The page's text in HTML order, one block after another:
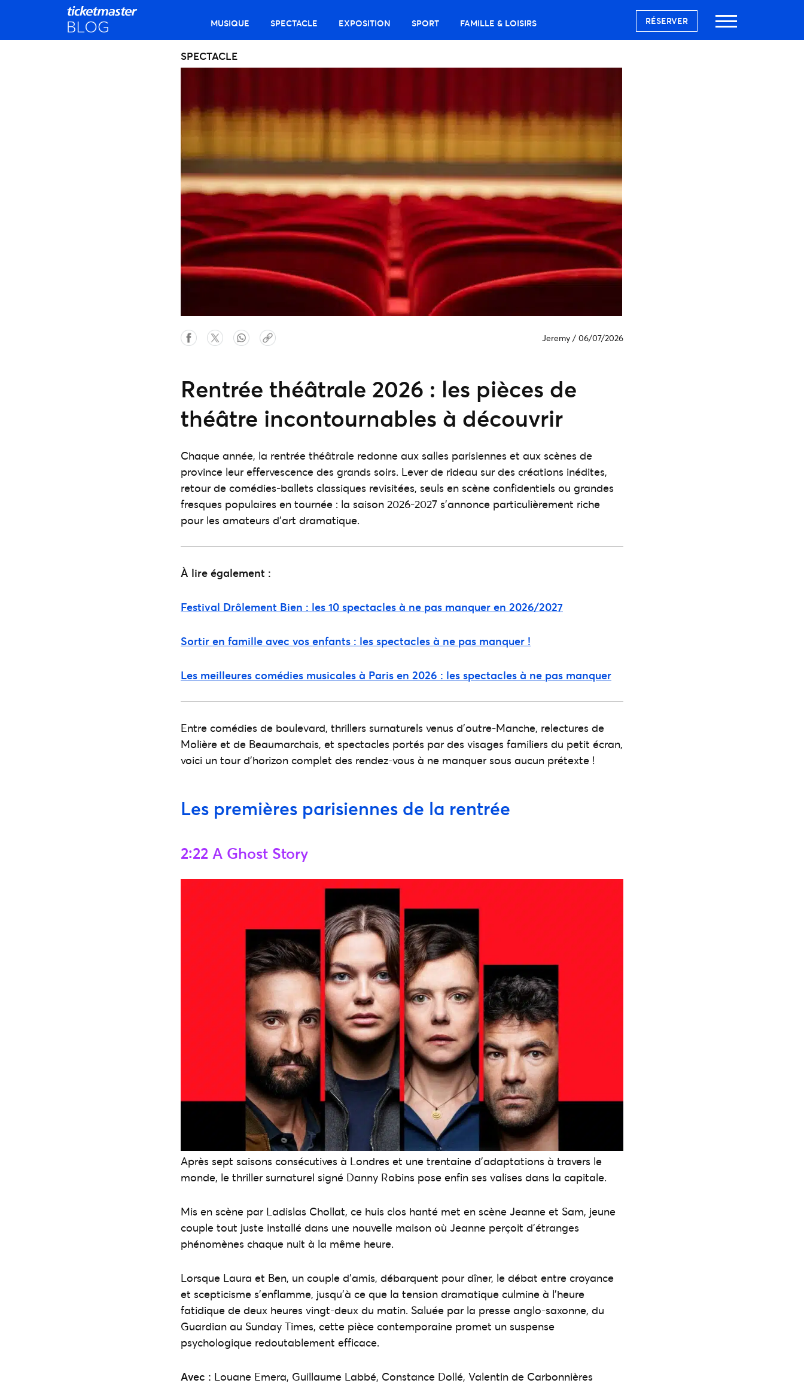
MUSIQUE SPECTACLE EXPOSITION SPORT FAMILLE & LOISIRS RÉSERVER
SPECTACLE
Jeremy / 06/07/2026
Rentrée théâtrale 2026 : les pièces de
théâtre incontournables à découvrir
Chaque année, la rentrée théâtrale redonne aux salles parisiennes et aux scènes de
province leur effervescence des grands soirs. Lever de rideau sur des créations inédites,
retour de comédies-ballets classiques revisitées, seuls en scène confidentiels ou grandes
fresques populaires en tournée : la saison 2026-2027 s'annonce particulièrement riche
pour les amateurs d'art dramatique.
À lire également :
Festival Drôlement Bien : les 10 spectacles à ne pas manquer en 2026/2027
Sortir en famille avec vos enfants : les spectacles à ne pas manquer !
Les meilleures comédies musicales à Paris en 2026 : les spectacles à ne pas manquer
Entre comédies de boulevard, thrillers surnaturels venus d’outre-Manche, relectures de
Molière et de Beaumarchais, et spectacles portés par des visages familiers du petit écran,
voici un tour d’horizon complet des rendez-vous à ne manquer sous aucun prétexte !
Les premières parisiennes de la rentrée
2:22 A Ghost Story
Après sept saisons consécutives à Londres et une trentaine d’adaptations à travers le
monde, le thriller surnaturel signé Danny Robins pose enfin ses valises dans la capitale.
Mis en scène par Ladislas Chollat, ce huis clos hanté met en scène Jeanne et Sam, jeune
couple tout juste installé dans une nouvelle maison où Jeanne perçoit d’étranges
phénomènes chaque nuit à la même heure.
Lorsque Laura et Ben, un couple d’amis, débarquent pour dîner, le débat entre croyance
et scepticisme s’enflamme, jusqu’à ce que la tension dramatique culmine à l’heure
fatidique de deux heures vingt-deux du matin. Saluée par la presse anglo-saxonne, du
Guardian au Sunday Times, cette pièce contemporaine promet un suspense
psychologique redoutablement efficace.
Avec : Louane Emera, Guillaume Labbé, Constance Dollé, Valentin de Carbonnières